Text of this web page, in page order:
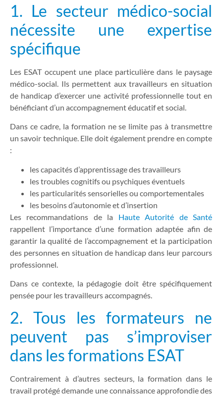
1. Le secteur médico-social
nécessite une expertise
spécifique
Les ESAT occupent une place particulière dans le paysage
médico-social. Ils permettent aux travailleurs en situation
de handicap d’exercer une activité professionnelle tout en
bénéficiant d’un accompagnement éducatif et social.
Dans ce cadre, la formation ne se limite pas à transmettre
un savoir technique. Elle doit également prendre en compte
:
les capacités d’apprentissage des travailleurs
les troubles cognitifs ou psychiques éventuels
les particularités sensorielles ou comportementales
les besoins d’autonomie et d’insertion
Les recommandations de la Haute Autorité de Santé
rappellent l’importance d’une formation adaptée afin de
garantir la qualité de l’accompagnement et la participation
des personnes en situation de handicap dans leur parcours
professionnel.
Dans ce contexte, la pédagogie doit être spécifiquement
pensée pour les travailleurs accompagnés.
2. Tous les formateurs ne
peuvent pas s’improviser
dans les formations ESAT
Contrairement à d’autres secteurs, la formation dans le
travail protégé demande une connaissance approfondie des